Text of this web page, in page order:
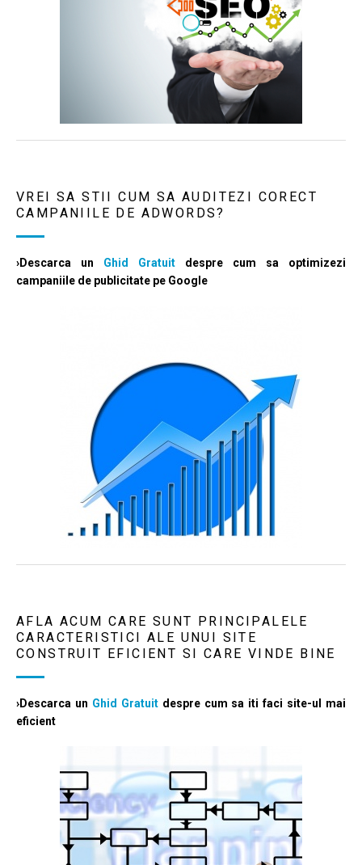
VREI SA STII CUM SA AUDITEZI CORECT
CAMPANIILE DE ADWORDS?
›Descarca un Ghid Gratuit despre cum sa optimizezi
campaniile de publicitate pe Google
AFLA ACUM CARE SUNT PRINCIPALELE
CARACTERISTICI ALE UNUI SITE
CONSTRUIT EFICIENT SI CARE VINDE BINE
›Descarca un Ghid Gratuitdespre cum sa iti faci site-ul mai
eficient